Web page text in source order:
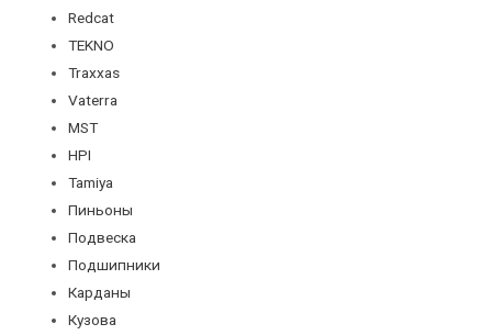
Redcat
TEKNO
Traxxas
Vaterra
MST
HPI
Tamiya
Пиньоны
Подвеска
Подшипники
Карданы
Кузова